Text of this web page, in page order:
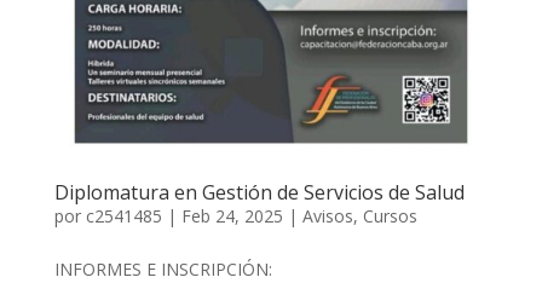
Diplomatura en Gestión de Servicios de Salud
por c2541485 | Feb 24, 2025 | Avisos, Cursos
INFORMES E INSCRIPCIÓN: